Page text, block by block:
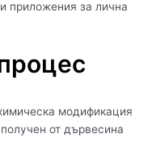
приложения за лична
модификация
от дървесина